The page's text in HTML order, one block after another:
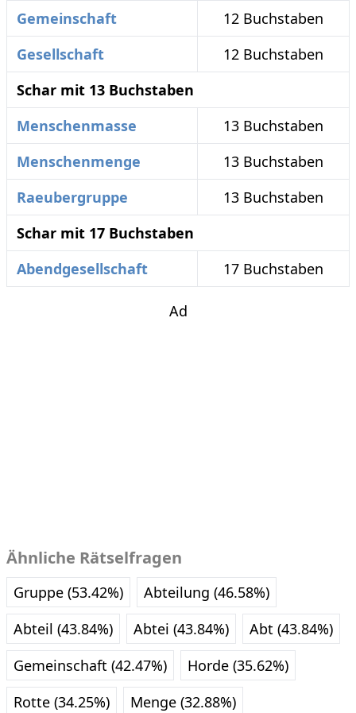
Gemeinschaft
12 Buchstaben
Gesellschaft
12 Buchstaben
Schar mit 13 Buchstaben
Menschenmasse
13 Buchstaben
Menschenmenge
13 Buchstaben
Raeubergruppe
13 Buchstaben
Schar mit 17 Buchstaben
Abendgesellschaft
17 Buchstaben
Ad
Ähnliche Rätselfragen
Gruppe (53.42%)
Abteilung (46.58%)
Abteil (43.84%)
Abtei (43.84%)
Abt (43.84%)
Gemeinschaft (42.47%)
Horde (35.62%)
Rotte (34.25%)
Menge (32.88%)